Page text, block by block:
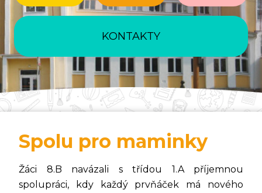
KONTAKTY
Spolu pro maminky
Žáci 8.B navázali s třídou 1.A příjemnou
spolupráci, kdy každý prvňáček má nového